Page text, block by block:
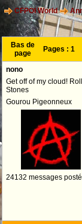
CFPOI World
Bas de
page
Pages : 1
nono
Get off of my cloud!
Stones
Gourou Pigeonneux
24132 messages